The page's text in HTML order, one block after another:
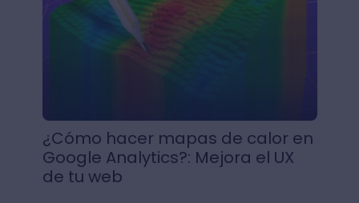
¿Cómo hacer mapas de calor en
Google Analytics?: Mejora el UX
de tu web